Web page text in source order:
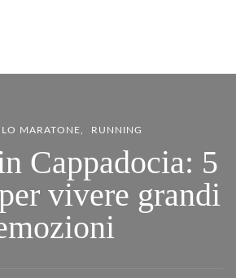
– Blog di
corse in giro per il mondo
MARATONE RUNNING
Cappadocia: 5
vivere grandi